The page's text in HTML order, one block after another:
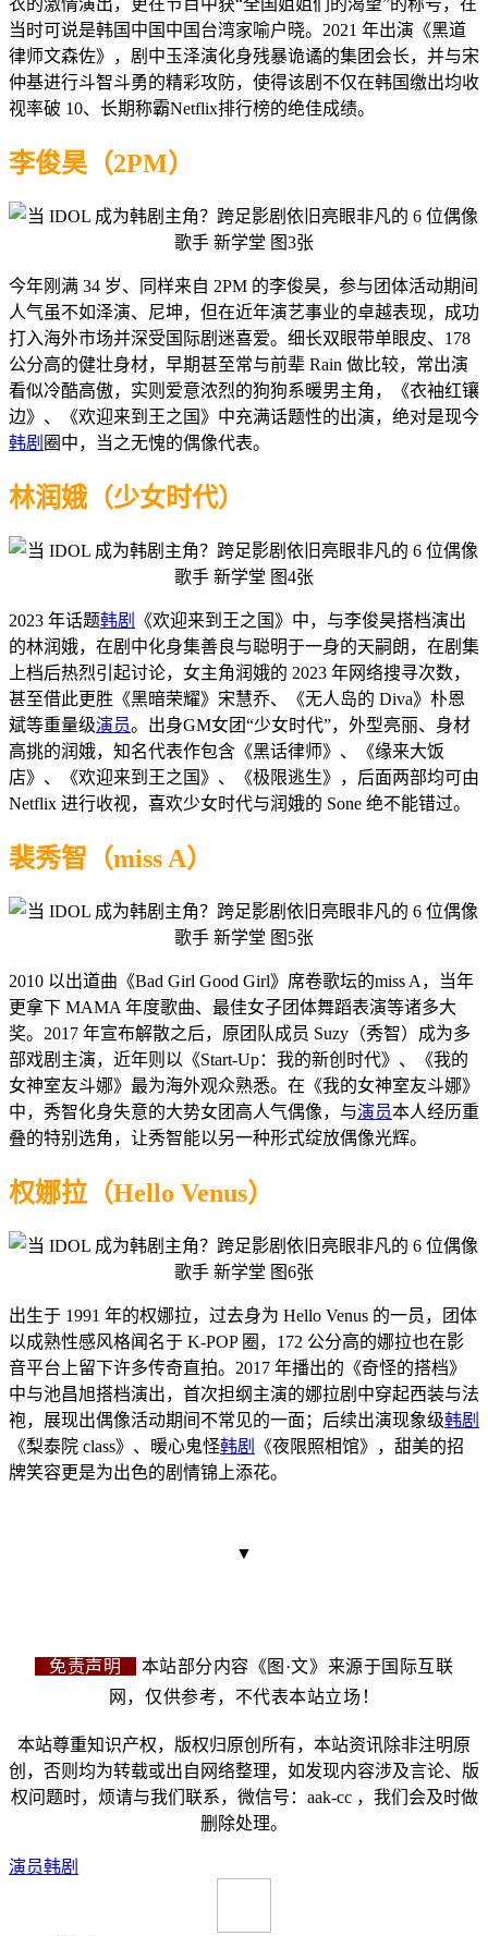
衣的激情演出，更在节目中获“全国姐姐们的渴望”的称号，在
当时可说是韩国中国中国台湾家喻户晓。2021 年出演《黑道
律师文森佐》，剧中玉泽演化身残暴诡谲的集团会长，并与宋
仲基进行斗智斗勇的精彩攻防，使得该剧不仅在韩国缴出均收
视率破 10、长期称霸Netflix排行榜的绝佳成绩。
李俊昊（2PM）
今年刚满 34 岁、同样来自 2PM 的李俊昊，参与团体活动期间
人气虽不如泽演、尼坤，但在近年演艺事业的卓越表现，成功
打入海外市场并深受国际剧迷喜爱。细长双眼带单眼皮、178
公分高的健壮身材，早期甚至常与前辈 Rain 做比较，常出演
看似冷酷高傲，实则爱意浓烈的狗狗系暖男主角，《衣袖红镶
边》、《欢迎来到王之国》中充满话题性的出演，绝对是现今
韩剧 圈中，当之无愧的偶像代表。
林润娥（少女时代）
2023 年话题韩剧
《欢迎来到王之国》中，与李俊昊搭档演出
的林润娥，在剧中化身集善良与聪明于一身的天嗣朗，在剧集
上档后热烈引起讨论，女主角润娥的 2023 年网络搜寻次数，
甚至借此更胜《黑暗荣耀》宋慧乔、《无人岛的 Diva》朴恩
斌等重量级演员。出身GM女团“少女时代”，外型亮丽、身材
高挑的润娥，知名代表作包含《黑话律师》、《缘来大饭
店》、《欢迎来到王之国》、《极限逃生》，后面两部均可由
Netflix 进行收视，喜欢少女时代与润娥的 Sone 绝不能错过。
裴秀智（miss A）
2010 以出道曲《Bad Girl Good Girl》席卷歌坛的miss A，当年
更拿下 MAMA 年度歌曲、 最佳女子团体舞蹈表演等诸多大
奖。2017 年宣布解散之后，原团队成员 Suzy（秀智）成为多
部戏剧主演，近年则以《Start-Up：我的新创时代》、《我的
女神室友斗娜》最为海外观众熟悉。在《我的女神室友斗娜》
中，秀智化身失意的大势女团高人气偶像，与演员本人经历重
叠的特别选角，让秀智能以另一种形式绽放偶像光辉。
权娜拉（Hello Venus）
出生于 1991 年的权娜拉，过去身为 Hello Venus 的一员，团体
以成熟性感风格闻名于 K-POP 圈，172 公分高的娜拉也在影
音平台上留下许多传奇直拍。2017 年播出的《奇怪的搭档》
中与池昌旭搭档演出，首次担纲主演的娜拉剧中穿起西装与法
袍，展现出偶像活动期间不常见的一面；后续出演现象级韩剧
《梨泰院 class》、暖心鬼怪韩剧
《夜限照相馆》，甜美的招
牌笑容更是为出色的剧情锦上添花。
▼
免责声明
本站部分内容《图·文》来源于国际互联
网，仅供参考，不代表本站立场！
本站尊重知识产权，版权归原创所有，本站资讯除非注明原
创，否则均为转载或出自网络整理，如发现内容涉及言论、版
权问题时，烦请与我们联系，微信号：aak-cc ，我们会及时做
删除处理。
演员韩剧